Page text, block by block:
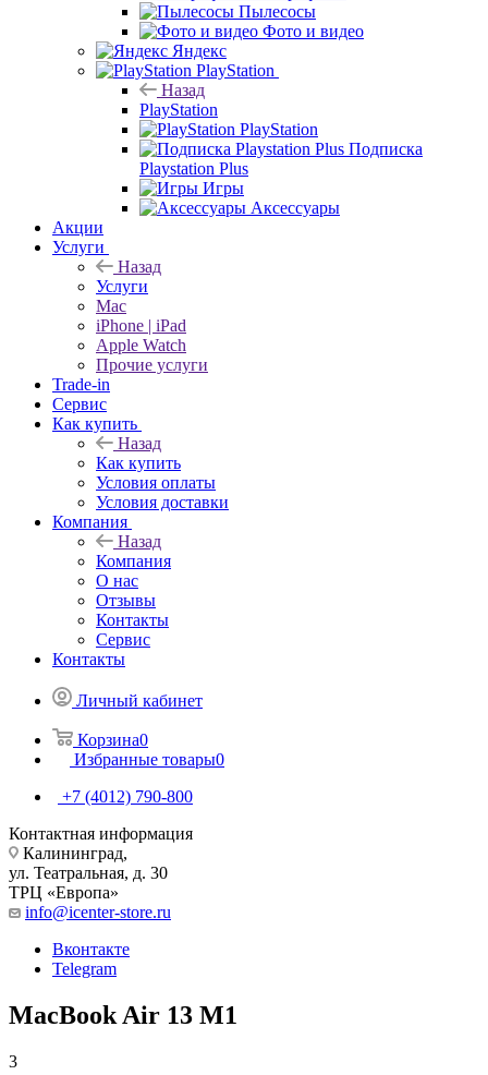
Пылесосы
Фото и видео
Яндекс
PlayStation
Назад
PlayStation
PlayStation
Подписка
Playstation Plus
Игры
Аксессуары
Акции
Услуги
Назад
Услуги
Mac
iPhone | iPad
Apple Watch
Прочие услуги
Trade-in
Сервис
Как купить
Назад
Как купить
Условия оплаты
Условия доставки
Компания
Назад
Компания
О нас
Отзывы
Контакты
Сервис
Контакты
Личный кабинет
Корзина0
Избранные товары0
+7 (4012) 790-800
Контактная информация
Калининград,
ул. Театральная, д. 30
ТРЦ «Европа»
info@icenter-store.ru
Вконтакте
Telegram
MacBook Air 13 M1
3